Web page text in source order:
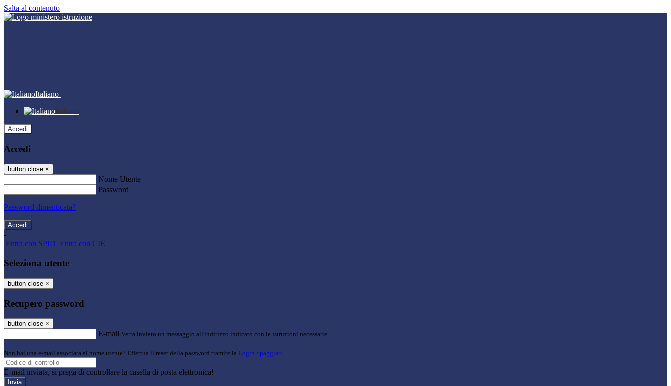
Salta al contenuto
Italiano
Italiano
Accedi
Accedi
button close ×
Nome Utente
Password
Password dimenticata?
-
Entra con SPID Entra con CIE
Seleziona utente
button close ×
Recupero password
button close ×
E-mail Verrà inviato un messaggio all'indirizzo indicato con le istruzioni necessarie.
Non hai una e-mail associata al nome utente? Effettua il reset della password tramite la Login Spaggiari
E-mail inviata, si prega di controllare la casella di posta elettronica!